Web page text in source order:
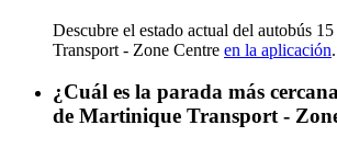
Descubre el estado actual del autobús
Transport - Zone Centre en la aplicación.
¿Cuál es la parada más
de Martinique Transport -